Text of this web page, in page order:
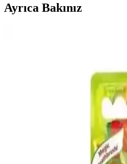
Ayrıca Bakınız
Çocuklar için tasarlanmış takma
eğlenceli tasarımlarla çocukların
getiriyor, ebeveynlerin güvenlik
Zara Kids Hulk Parfümü:
Hassas Ciltlere Uygun Koku
Zara Kids Hulk parfümü, amber floral
bir koku sunar. Hassas ciltlere uygun
hem çocuklar hem yetişkinler için